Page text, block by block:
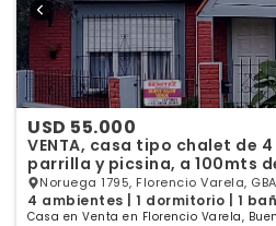
USD 55.000
VENTA, casa tipo chalet de
parrilla y picsina, a 100mts de calle
Pisani.-
Noruega 1795, Florencio Varela,
4 ambientes | 1 dormitorio | 1
Casa en Venta en Florencio Varela,